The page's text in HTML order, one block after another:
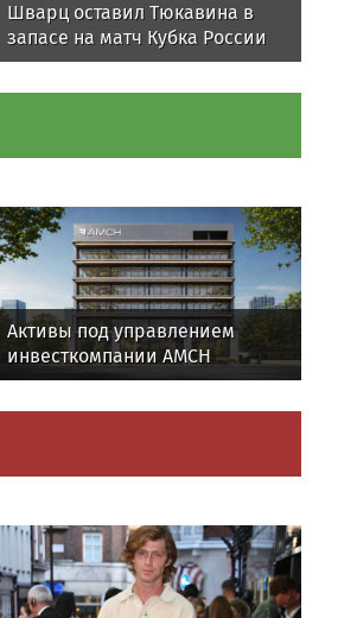
Шварц оставил Тюкавина в
запасе на матч Кубка России
Активы под управлением
инвесткомпании AMCH
превысили $50 млн